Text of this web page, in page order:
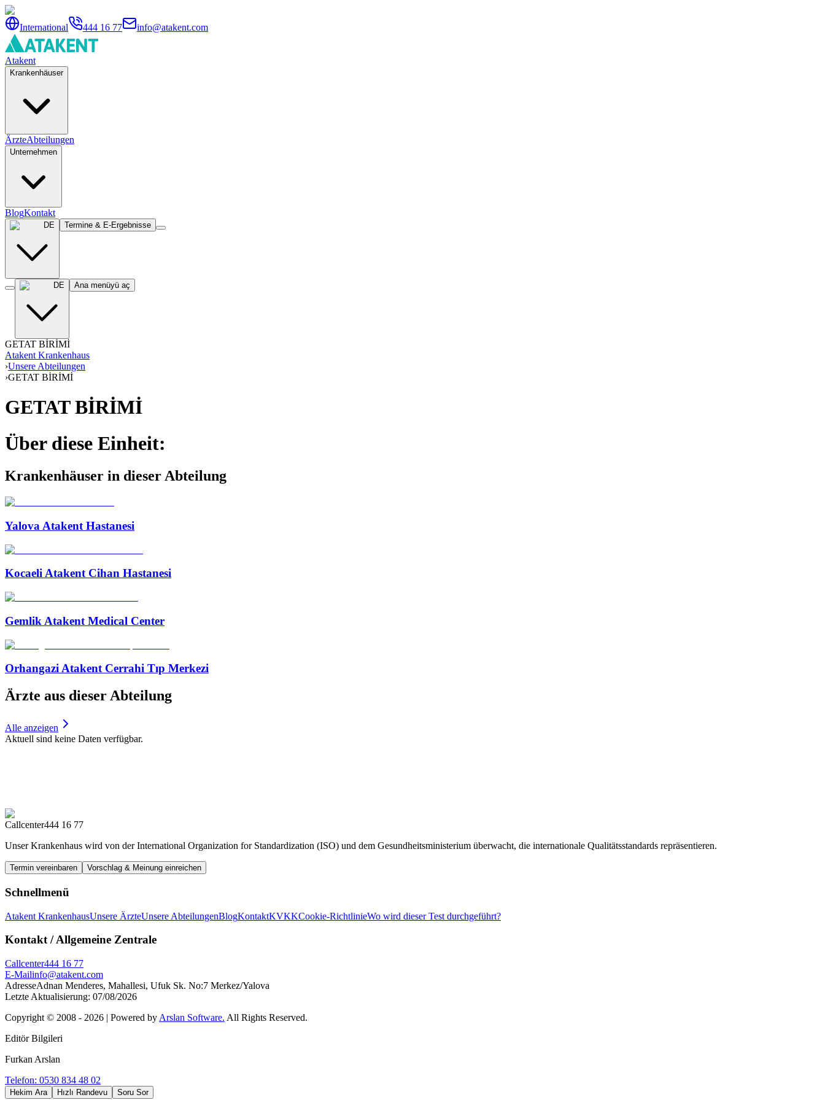
International 444 16 77 info@atakent.com
Atakent
Krankenhäuser
ÄrzteAbteilungen
Unternehmen
BlogKontakt
DE Termine & E-Ergebnisse
DE Ana menüyü aç
GETAT BİRİMİ
Atakent Krankenhaus
›Unsere Abteilungen
›GETAT BİRİMİ
GETAT BİRİMİ
Über diese Einheit:
Krankenhäuser in dieser Abteilung
Yalova Atakent Hastanesi
Kocaeli Atakent Cihan Hastanesi
Gemlik Atakent Medical Center
Orhangazi Atakent Cerrahi Tıp Merkezi
Ärzte aus dieser Abteilung
Alle anzeigen
Aktuell sind keine Daten verfügbar.
Callcenter444 16 77
Unser Krankenhaus wird von der International Organization for Standardization (ISO) und dem Gesundheitsministerium überwacht, die internationale Qualitätsstandards repräsentieren.
Termin vereinbaren Vorschlag & Meinung einreichen
Schnellmenü
Atakent KrankenhausUnsere ÄrzteUnsere AbteilungenBlogKontaktKVKKCookie-RichtlinieWo wird dieser Test durchgeführt?
Kontakt / Allgemeine Zentrale
Callcenter444 16 77
E-Mailinfo@atakent.com
AdresseAdnan Menderes, Mahallesi, Ufuk Sk. No:7 Merkez/Yalova
Letzte Aktualisierung: 07/08/2026
Copyright © 2008 - 2026 | Powered by Arslan Software. All Rights Reserved.
Editör Bilgileri
Furkan Arslan
Telefon: 0530 834 48 02
Hekim Ara Hızlı Randevu Soru Sor